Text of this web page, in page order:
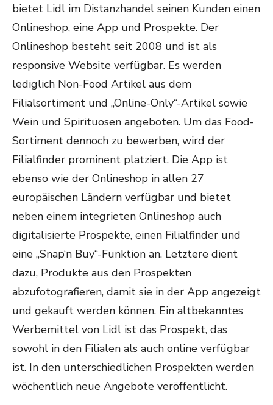
bietet Lidl im Distanzhandel seinen Kunden einen
Onlineshop, eine App und Prospekte. Der
Onlineshop besteht seit 2008 und ist als
responsive Website verfügbar. Es werden
lediglich Non-Food Artikel aus dem
Filialsortiment und „Online-Only“-Artikel sowie
Wein und Spirituosen angeboten. Um das Food-
Sortiment dennoch zu bewerben, wird der
Filialfinder prominent platziert. Die App ist
ebenso wie der Onlineshop in allen 27
europäischen Ländern verfügbar und bietet
neben einem integrieten Onlineshop auch
digitalisierte Prospekte, einen Filialfinder und
eine „Snap‘n Buy“-Funktion an. Letztere dient
dazu, Produkte aus den Prospekten
abzufotografieren, damit sie in der App angezeigt
und gekauft werden können. Ein altbekanntes
Werbemittel von Lidl ist das Prospekt, das
sowohl in den Filialen als auch online verfügbar
ist. In den unterschiedlichen Prospekten werden
wöchentlich neue Angebote veröffentlicht.